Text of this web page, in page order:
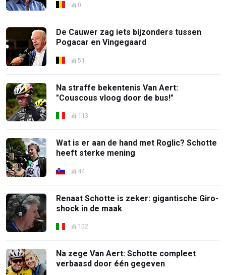
0
De Cauwer zag iets bijzonders tussen
Pogacar en Vingegaard
51
Na straffe bekentenis Van Aert:
"Couscous vloog door de bus!"
113
Wat is er aan de hand met Roglic? Schotte
heeft sterke mening
44
Renaat Schotte is zeker: gigantische Giro-
shock in de maak
102
Na zege Van Aert: Schotte compleet
verbaasd door één gegeven